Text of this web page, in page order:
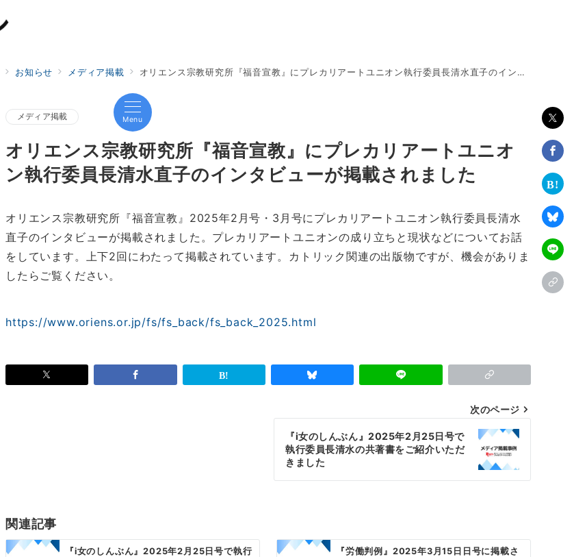
Menu
お知らせ メディア掲載 オリエンス宗教研究所『福音宣教』にプレカリアートユニオン執行委員長清水直子のインタビューが掲載されました
メディア掲載
オリエンス宗教研究所『福音宣教』にプレカリアートユニオ
ン執行委員長清水直子のインタビューが掲載されました
オリエンス宗教研究所『福音宣教』2025年2月号・3月号にプレカリアートユニオン執行委員長清水
直子のインタビューが掲載されました。プレカリアートユニオンの成り立ちと現状などについてお話
をしています。上下2回にわたって掲載されています。カトリック関連の出版物ですが、機会がありま
したらご覧ください。
https://www.oriens.or.jp/fs/fs_back/fs_back_2025.html
ゲ
ー
次のページ
『i女のしんぶん』2025年2月25日号で
執行委員長清水の共著書をご紹介いただ
きました
関連記事
『i女のしんぶん』2025年2月25日号で執行
『労働判例』2025年3月15日日号に掲載さ